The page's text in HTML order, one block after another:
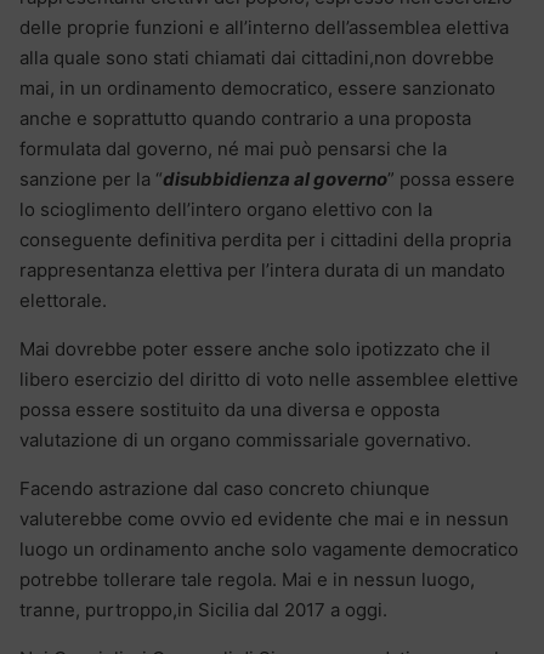
delle proprie funzioni e all’interno dell’assemblea elettiva
alla quale sono stati chiamati dai cittadini,non dovrebbe
mai, in un ordinamento democratico, essere sanzionato
anche e soprattutto quando contrario a una proposta
formulata dal governo, né mai può pensarsi che la
sanzione per la “disubbidienza al governo” possa essere
lo scioglimento dell’intero organo elettivo con la
conseguente definitiva perdita per i cittadini della propria
rappresentanza elettiva per l’intera durata di un mandato
elettorale.
Mai dovrebbe poter essere anche solo ipotizzato che il
libero esercizio del diritto di voto nelle assemblee elettive
possa essere sostituito da una diversa e opposta
valutazione di un organo commissariale governativo.
Facendo astrazione dal caso concreto chiunque
valuterebbe come ovvio ed evidente che mai e in nessun
luogo un ordinamento anche solo vagamente democratico
potrebbe tollerare tale regola. Mai e in nessun luogo,
tranne, purtroppo,in Sicilia dal 2017 a oggi.